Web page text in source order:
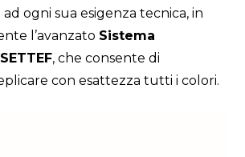
ogni sua esigenza tecnica, in
l’avanzato Sistema
, che consente di
con esattezza tutti i colori.